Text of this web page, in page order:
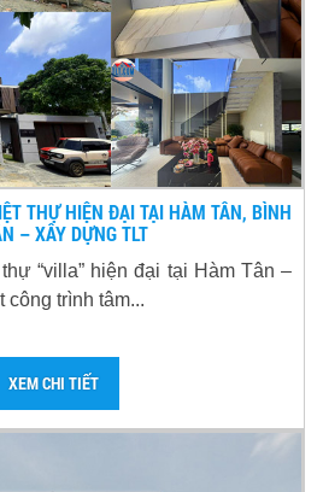
THỰ HIỆN ĐẠI TẠI HÀM TÂN, BÌNH
– XÂY DỰNG TLT
“villa” hiện đại tại Hàm Tân –
công trình tâm...
XEM CHI TIẾT